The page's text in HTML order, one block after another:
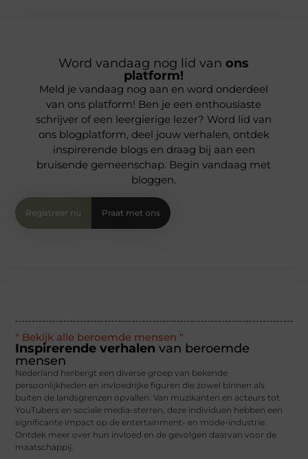
Word vandaag nog lid vanons
platform!
Meld je vandaag nog aan en word onderdeel
van ons platform! Ben je een enthousiaste
schrijver of een leergierige lezer? Word lid van
ons blogplatform, deel jouw verhalen, ontdek
inspirerende blogs en draag bij aan een
bruisende gemeenschap. Begin vandaag met
bloggen.
Registreer nu Praat met ons
" Bekijk alle beroemde mensen "
Inspirerende verhalen van beroemde
mensen
Nederland herbergt een diverse groep van bekende
persoonlijkheden en invloedrijke figuren die zowel binnen als
buiten de landsgrenzen opvallen. Van muzikanten en acteurs tot
YouTubers en sociale media-sterren, deze individuen hebben een
significante impact op de entertainment- en mode-industrie.
Ontdek meer over hun invloed en de gevolgen daarvan voor de
maatschappij.